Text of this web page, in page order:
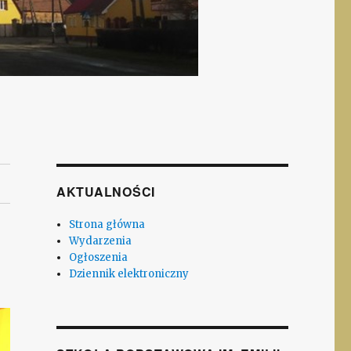
AKTUALNOŚCI
Strona główna
Wydarzenia
Ogłoszenia
Dziennik elektroniczny